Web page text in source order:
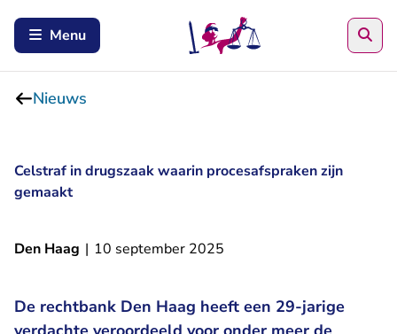
Menu
Nieuws
Celstraf in drugszaak waarin procesafspraken zijn
gemaakt
Den Haag | 10 september 2025
De rechtbank Den Haag heeft een 29-jarige